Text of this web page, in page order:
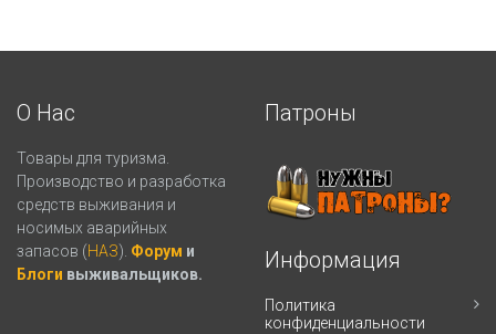
О Нас
Товары для туризма.
Производство и разработка
средств выживания и
носимых аварийных
запасов (НАЗ). Форум и
Блоги выживальщиков.
Патроны
Информация
Политика
конфиденциальности